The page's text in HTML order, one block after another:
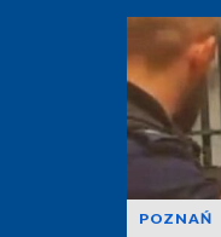
POZNAŃ